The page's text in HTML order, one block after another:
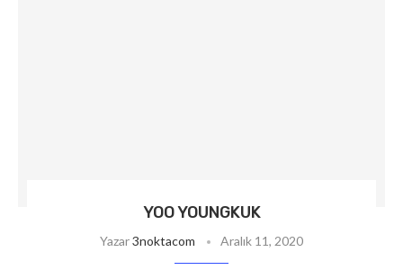
YOO YOUNGKUK
Yazar3noktacom Aralık 11, 2020